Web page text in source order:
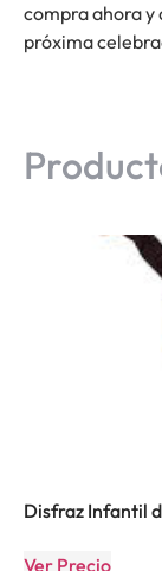
compra ahora y
próxima
Disfraz Infantil
Ver Precio